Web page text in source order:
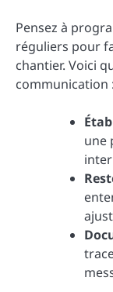
Pensez à
réguliers pour
chantier. Voici
communication :
une